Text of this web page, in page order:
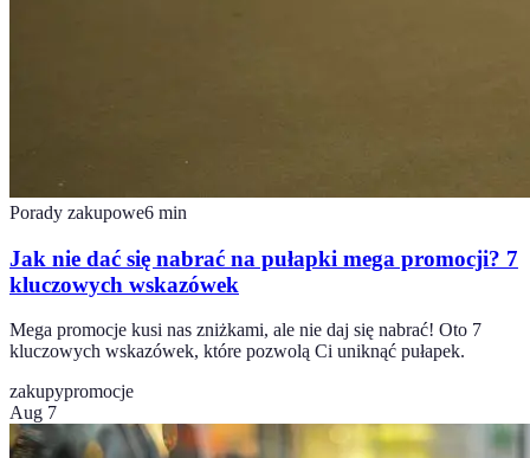
Porady zakupowe6 min
Jak nie dać się nabrać na pułapki mega promocji? 7
kluczowych wskazówek
Mega promocje kusi nas zniżkami, ale nie daj się nabrać! Oto 7
kluczowych wskazówek, które pozwolą Ci uniknąć pułapek.
zakupypromocje
Aug 7